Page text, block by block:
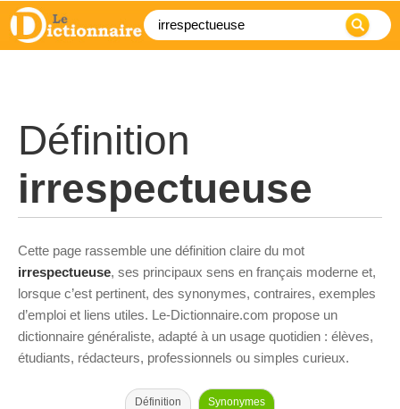
Définition
irrespectueuse
Cette page rassemble une définition claire du mot
irrespectueuse, ses principaux sens en français moderne et,
lorsque c’est pertinent, des synonymes, contraires, exemples
d’emploi et liens utiles. Le-Dictionnaire.com propose un
dictionnaire généraliste, adapté à un usage quotidien : élèves,
étudiants, rédacteurs, professionnels ou simples curieux.
Définition Synonymes